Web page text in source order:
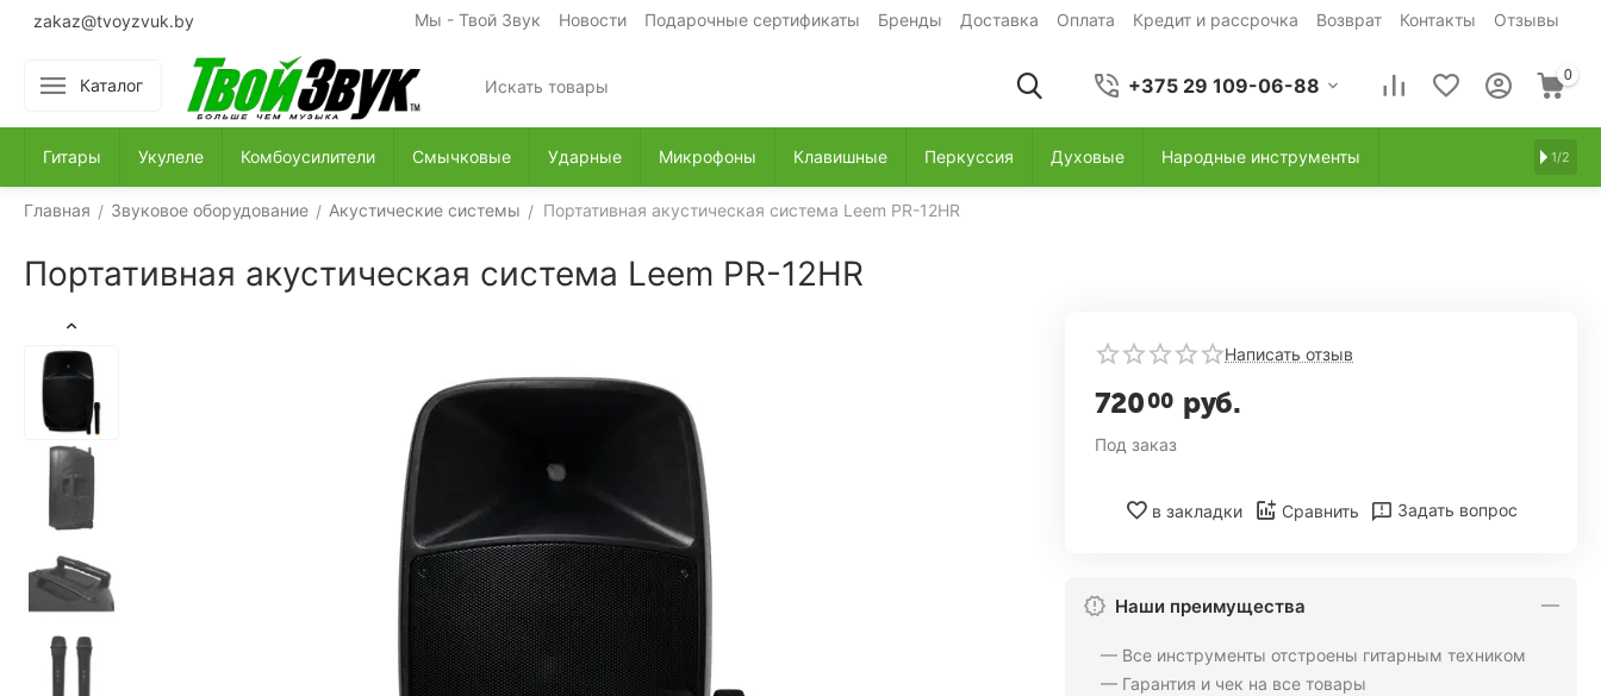
zakaz@tvoyzvuk.by Мы - Твой Звук Новости Подарочные сертификаты Бренды Доставка Оплата Кредит и рассрочка Возврат Контакты Отзывы
Каталог +375 29 109-06-88 0
Гитары Укулеле Комбоусилители Смычковые Ударные Микрофоны Клавишные Перкуссия Духовые Народные инструменты 1/2
Главная / Звуковое оборудование / Акустические системы / Портативная акустическая система Leem PR-12HR
Портативная акустическая система Leem PR-12HR
Написать отзыв
72000 руб.
Под заказ
в закладки Сравнить Задать вопрос
Наши преимущества
— Все инструменты отстроены гитарным техником
— Гарантия и чек на все товары